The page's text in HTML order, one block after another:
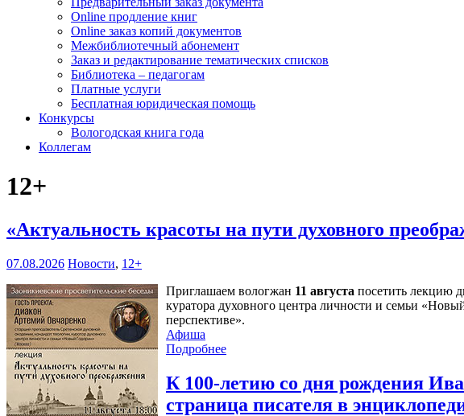
Online продление книг
Online заказ копий документов
Межбиблиотечный абонемент
Заказ и редактирование тематических списков
Библиотека – педагогам
Платные услуги
Бесплатная юридическая помощь
Конкурсы
Вологодская книга года
Коллегам
12+
«Актуальность красоты на пути духовного
07.08.2026 Новости, 12+
Приглашаем вологжан 11 августа посетить лекцию
куратора духовного центра личности и семьи
перспективе».
Афиша
Подробнее
К 100-летию со дня рождения
страница писателя в